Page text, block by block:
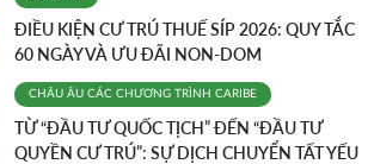
ĐIỀU KIỆN CƯ TRÚ THUẾ SÍP 2026: QUY TẮC
60 NGÀY VÀ ƯU ĐÃI NON-DOM
CHÂU ÂU CÁC CHƯƠNG TRÌNH CARIBE
TỪ “ĐẦU TƯ QUỐC TỊCH” ĐẾN “ĐẦU TƯ
QUYỀN CƯ TRÚ”: SỰ DỊCH CHUYỂN TẤT YẾU